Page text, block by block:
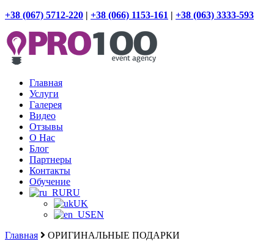
+38 (067) 5712-220 | +38 (066) 1153-161 | +38 (063) 3333-593
Главная
Услуги
Галерея
Видео
Отзывы
О Нас
Блог
Партнеры
Контакты
Обучение
RU
UK
EN
Главная
ОРИГИНАЛЬНЫЕ ПОДАРКИ